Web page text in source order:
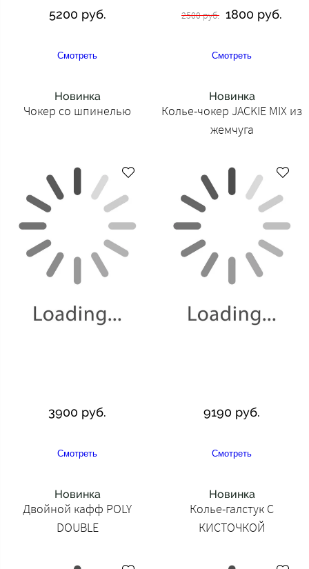
5200 руб.
Смотреть
2500 руб. 1800 руб.
Смотреть
Новинка
Чокер со шпинелью
3900 руб.
Смотреть
Новинка
Колье-чокер JACKIE MIX из
жемчуга
9190 руб.
Смотреть
Новинка
Двойной кафф POLY
DOUBLE
Новинка
Колье-галстук С
КИСТОЧКОЙ